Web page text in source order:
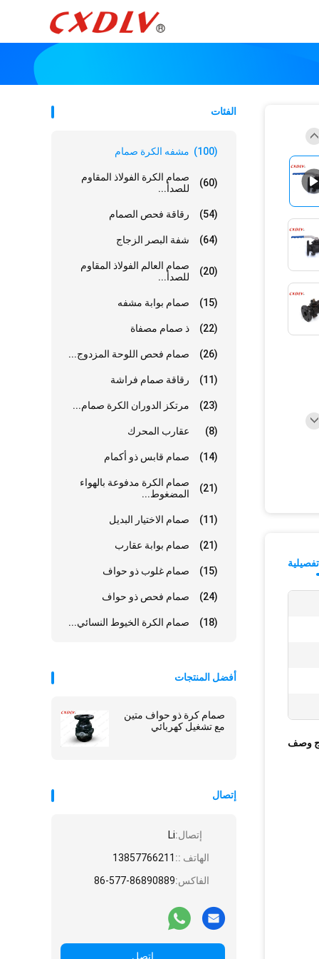
الفئات
مشفه الكرة صمام (100)
صمام الكرة الفولاذ المقاوم
للصدأ...
(60)
رقاقة فحص الصمام (54)
شفة البصر الزجاج (64)
صمام العالم الفولاذ المقاوم
للصدأ...
(20)
صمام بوابة مشفه (15)
ذ صمام مصفاة (22)
صمام فحص اللوحة المزدوج... (26)
رقاقة صمام فراشة (11)
مرتكز الدوران الكرة صمام... (23)
عقارب المحرك (8)
صمام قابس ذو أكمام (14)
صمام الكرة مدفوعة بالهواء
المضغوط...
(21)
صمام الاختيار البديل (11)
صمام بوابة عقارب (21)
صمام غلوب ذو حواف (15)
صمام فحص ذو حواف (24)
صمام الكرة الخيوط النسائي... (18)
أفضل المنتجات
صمام كرة ذو حواف متين
مع تشغيل كهربائي
إتصال
إتصال:Li
الهاتف :: 13857766211
الفاكس:86-577-86890889
اتصل
وصف